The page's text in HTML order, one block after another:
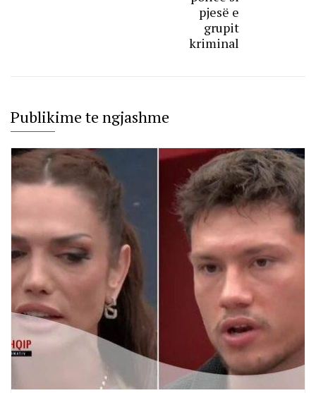
pjesë e
grupit
kriminal
Publikime te ngjashme